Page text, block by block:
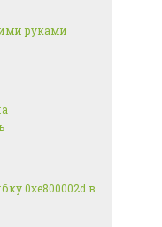
руками
0xe800002d в